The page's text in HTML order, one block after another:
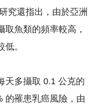
究還指出，由於亞洲
魚類的頻率較高，
。
天多攝取 0.1 公克的
的罹患乳癌風險，由